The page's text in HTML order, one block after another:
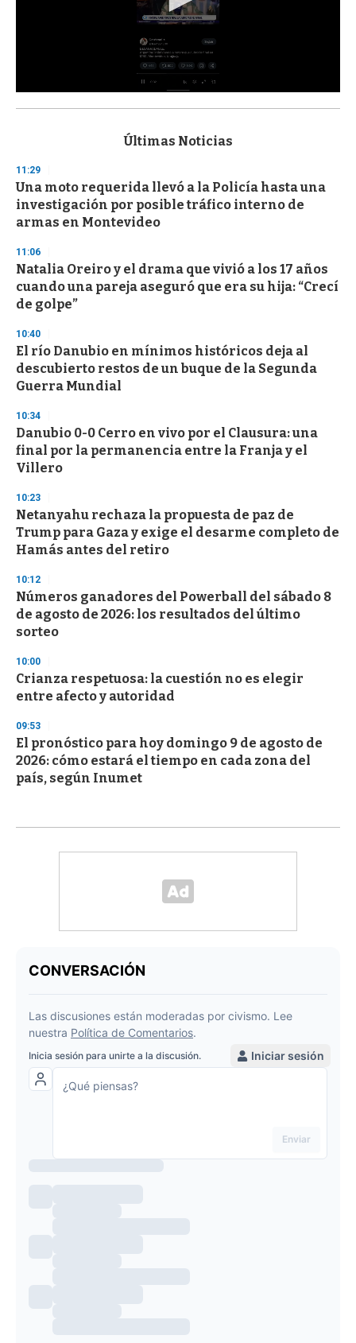
s
d
s
o
f
3
s
e
c
o
n
Últimas Noticias
11:29
Una moto requerida llevó a la Policía hasta una
investigación por posible tráfico interno de
armas en Montevideo
11:06
Natalia Oreiro y el drama que vivió a los 17 años
cuando una pareja aseguró que era su hija: “Crecí
de golpe”
10:40
El río Danubio en mínimos históricos deja al
descubierto restos de un buque de la Segunda
Guerra Mundial
10:34
Danubio 0-0 Cerro en vivo por el Clausura: una
final por la permanencia entre la Franja y el
Villero
10:23
Netanyahu rechaza la propuesta de paz de
Trump para Gaza y exige el desarme completo de
Hamás antes del retiro
10:12
Números ganadores del Powerball del sábado 8
de agosto de 2026: los resultados del último
sorteo
10:00
Crianza respetuosa: la cuestión no es elegir
entre afecto y autoridad
09:53
El pronóstico para hoy domingo 9 de agosto de
2026: cómo estará el tiempo en cada zona del
país, según Inumet